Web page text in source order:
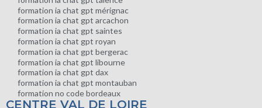
formation ia chat gpt mérignac
formation ia chat gpt arcachon
formation ia chat gpt saintes
formation ia chat gpt royan
formation ia chat gpt bergerac
formation ia chat gpt libourne
formation ia chat gpt dax
formation ia chat gpt montauban
formation no code bordeaux
CENTRE VAL DE LOIRE